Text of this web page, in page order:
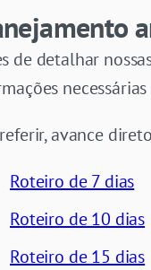
de detalhar
avance
Roteiro de 7 dias
Roteiro de 10 dias
Roteiro de 15 dias